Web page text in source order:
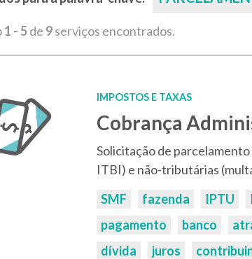
1 - 5de 9serviços encontrados.
IMPOSTOS E TAXAS
Cobrança
Solicitação de
ITBI) e não-tributárias
Palavras-
SMF fazenda IPTU
pagamento
banco
dívida
juros